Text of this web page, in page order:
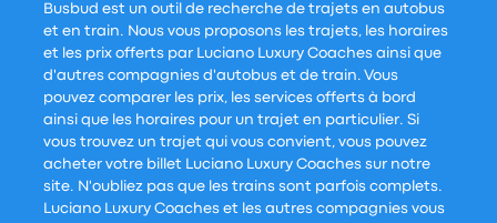
Busbud est un outil de recherche de trajets en autobus
et en train. Nous vous proposons les trajets, les horaires
et les prix offerts par Luciano Luxury Coaches ainsi que
d'autres compagnies d'autobus et de train. Vous
pouvez comparer les prix, les services offerts à bord
ainsi que les horaires pour un trajet en particulier. Si
vous trouvez un trajet qui vous convient, vous pouvez
acheter votre billet Luciano Luxury Coaches sur notre
site. N'oubliez pas que les trains sont parfois complets.
Luciano Luxury Coaches et les autres compagnies vous